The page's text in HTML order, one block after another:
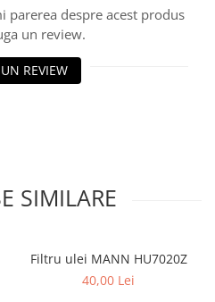
parerea despre acest produs
un review.
REVIEW
SIMILARE
Filtru ulei MANN HU7020Z
40,00 Lei